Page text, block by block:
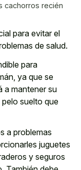
cachorros recién
para evitar el
de salud.
para
ya que se
a mantener su
suelto que
a problemas
juguetes
y seguros